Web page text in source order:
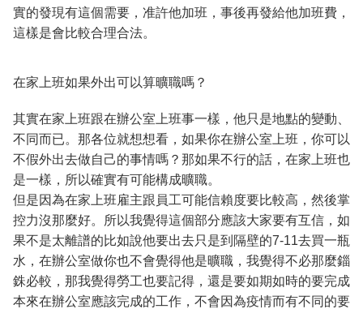
實的發現有這個需要，准許他加班，事後再發給他加班費，
這樣是會比較合理合法。
在家上班如果外出可以算曠職嗎？
其實在家上班跟在辦公室上班事一樣，他只是地點的變動、
不同而已。那各位就想想看，如果你在辦公室上班，你可以
不假外出去做自己的事情嗎？那如果不行的話，在家上班也
是一樣，所以確實有可能構成曠職。
但是因為在家上班雇主跟員工可能信賴度要比較高，然後掌
控力沒那麼好。所以我覺得這個部分應該大家要有互信，如
果不是太離譜的比如說他要出去只是到隔壁的7-11去買一瓶
水，在辦公室做你也不會覺得他是曠職，我覺得不必那麼錙
銖必較，那我覺得勞工也要記得，還是要如期如時的要完成
本來在辦公室應該完成的工作，不會因為疫情而有不同的要